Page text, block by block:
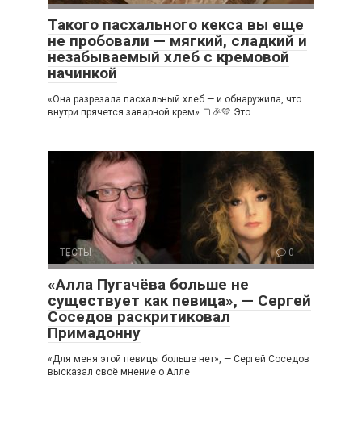
Такого пасхального кекса вы еще
не пробовали — мягкий, сладкий и
незабываемый хлеб с кремовой
начинкой
«Она разрезала пасхальный хлеб — и обнаружила, что
внутри прячется заварной крем» 🍞🎉💛 Это
ТЕСТЫ 0
«Алла Пугачёва больше не
существует как певица», — Сергей
Соседов раскритиковал
Примадонну
«Для меня этой певицы больше нет», — Сергей Соседов
высказал своё мнение о Алле